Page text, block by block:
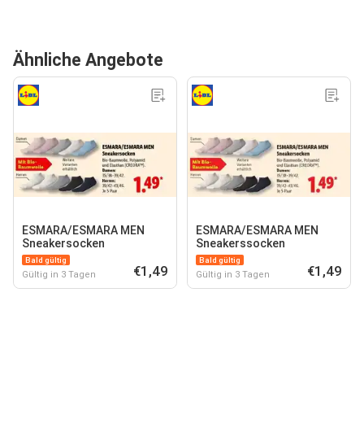
Ähnliche Angebote
ESMARA/ESMARA MEN
Sneakersocken
Bald gültig
Gültig in 3 Tagen €1,49
ESMARA/ESMARA MEN
Sneakerssocken
Bald gültig
Gültig in 3 Tagen €1,49